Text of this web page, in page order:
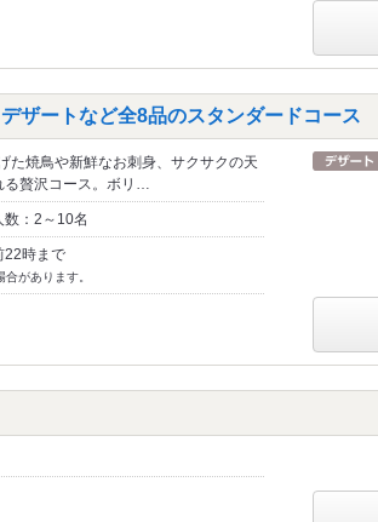
デザートなど全8品のスタンダードコー
た焼鳥や新鮮なお刺身、サクサクの天
る贅沢コース。ボリ…
数：2～10名
22時まで
があります。